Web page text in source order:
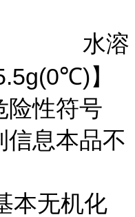
水溶
】
性符号
息本品不
本无机化